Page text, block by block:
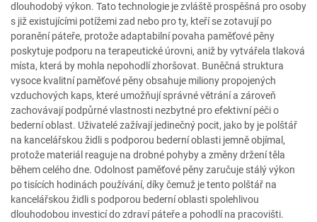
dlouhodobý výkon. Tato technologie je zvláště prospěšná pro osoby
s již existujícími potížemi zad nebo pro ty, kteří se zotavují po
poranění páteře, protože adaptabilní povaha paměťové pěny
poskytuje podporu na terapeutické úrovni, aniž by vytvářela tlaková
místa, která by mohla nepohodlí zhoršovat. Buněčná struktura
vysoce kvalitní paměťové pěny obsahuje miliony propojených
vzduchových kaps, které umožňují správné větrání a zároveň
zachovávají podpůrné vlastnosti nezbytné pro efektivní péči o
bederní oblast. Uživatelé zažívají jedinečný pocit, jako by je polštář
na kancelářskou židli s podporou bederní oblasti jemně objímal,
protože materiál reaguje na drobné pohyby a změny držení těla
během celého dne. Odolnost paměťové pěny zaručuje stálý výkon
po tisících hodinách používání, díky čemuž je tento polštář na
kancelářskou židli s podporou bederní oblasti spolehlivou
dlouhodobou investicí do zdraví páteře a pohodlí na pracovišti.